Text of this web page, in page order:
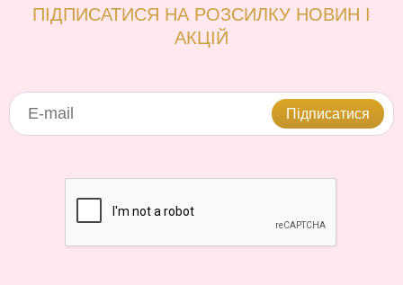
ПІДПИСАТИСЯ НА РОЗСИЛКУ НОВИН І
АКЦІЙ
Підписатися